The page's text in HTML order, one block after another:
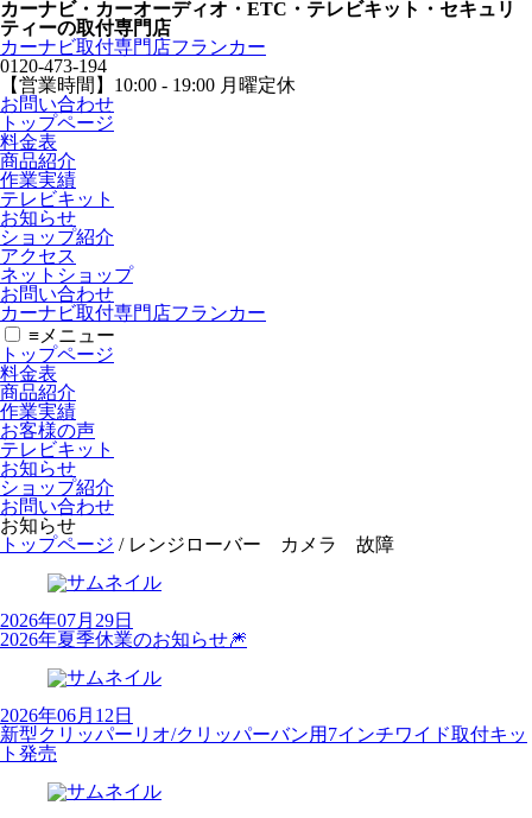
カーナビ・カーオーディオ・ETC・テレビキット・セキュリ
ティーの取付専門店
カーナビ取付専⾨店フランカー
0120-473-194
【営業時間】 10:00 - 19:00 月曜定休
お問い合わせ
トップページ
料金表
商品紹介
作業実績
テレビキット
お知らせ
ショップ紹介
アクセス
ネットショップ
お問い合わせ
カーナビ取付専⾨店フランカー
≡ メニュー
トップページ
料金表
商品紹介
作業実績
お客様の声
テレビキット
お知らせ
ショップ紹介
お問い合わせ
お知らせ
トップページ / レンジローバー カメラ 故障
2026年07月29日
2026年夏季休業のお知らせ🎆
2026年06月12日
新型クリッパーリオ/クリッパーバン用7インチワイド取付キッ
ト発売